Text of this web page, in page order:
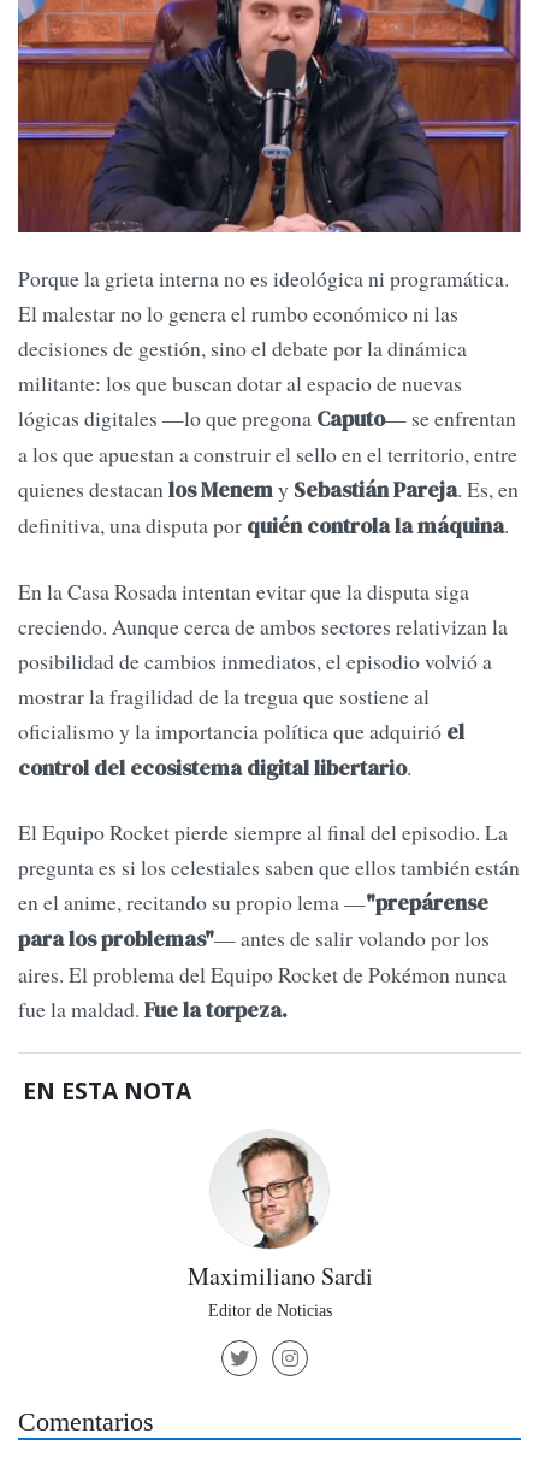
Porque la grieta interna no es ideológica ni programática.
El malestar no lo genera el rumbo económico ni las
decisiones de gestión, sino el debate por la dinámica
militante: los que buscan dotar al espacio de nuevas
lógicas digitales —lo que pregona Caputo— se enfrentan
a los que apuestan a construir el sello en el territorio, entre
quienes destacanlos Menemy Sebastián Pareja. Es, en
definitiva, una disputa por quién controla la máquina.
En la Casa Rosada intentan evitar que la disputa siga
creciendo. Aunque cerca de ambos sectores relativizan la
posibilidad de cambios inmediatos, el episodio volvió a
mostrar la fragilidad de la tregua que sostiene al
oficialismo y la importancia política que adquirió el
control del ecosistema digital libertario.
El Equipo Rocket pierde siempre al final del episodio. La
pregunta es si los celestiales saben que ellos también están
en el anime, recitando su propio lema —"prepárense
para los problemas"— antes de salir volando por los
aires. El problema del Equipo Rocket de Pokémon nunca
fue la maldad. Fue la torpeza.
EN ESTA NOTA
Maximiliano Sardi
Editor de Noticias
Comentarios